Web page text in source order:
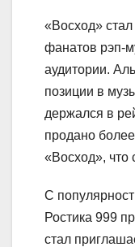
«Восход»
фанатов рэп-
аудитории.
позиции в
держался в
продано
«Восход», что
С
Ростика 999
стал